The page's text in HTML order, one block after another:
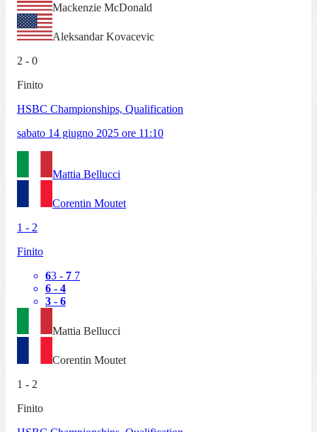
Mackenzie McDonald
Aleksandar Kovacevic
2 - 0
Finito
HSBC Championships, Qualification
sabato 14 giugno 2025 ore 11:10
Mattia Bellucci
Corentin Moutet
1 - 2
Finito
63 - 7 7
6 - 4
3 - 6
Mattia Bellucci
Corentin Moutet
1 - 2
Finito